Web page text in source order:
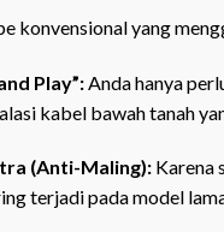
konvensional yang
Play”:Anda hanya
kabel bawah tanah
(Anti-Maling):Karena
terjadi pada model